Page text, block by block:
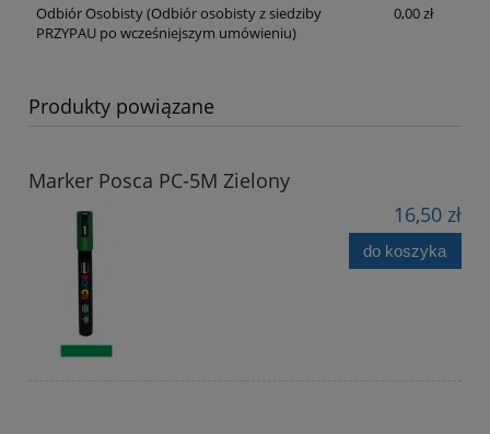
Odbiór Osobisty(Odbiór osobisty z siedziby
PRZYPAU po wcześniejszym umówieniu)
0,00 zł
Produkty powiązane
Marker Posca PC-5M Zielony
16,50 zł
do koszyka